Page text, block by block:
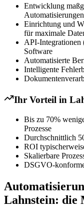
Entwicklung
Automatisierungen
Einrichtung und
für maximale
API-
Software
Automatisierte
Intelligente
Ihr Vorteil in
Bis zu 70%
Prozesse
Durchschnittlich
ROI
Skalierbare
DSGVO-
Lahnstein: die